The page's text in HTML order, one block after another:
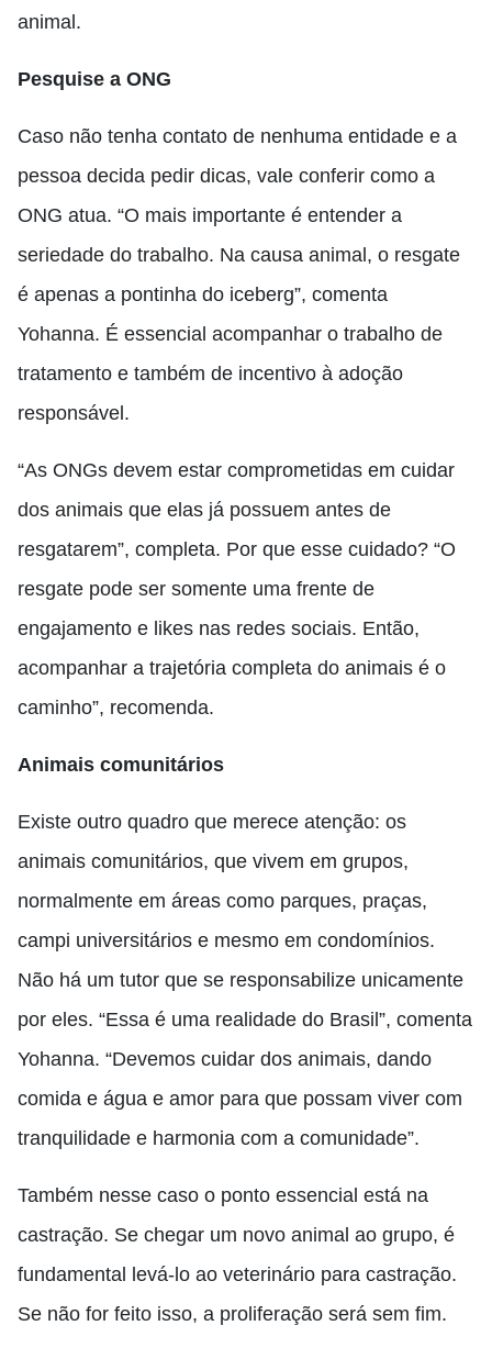
animal.
Pesquise a ONG
Caso não tenha contato de nenhuma entidade e a
pessoa decida pedir dicas, vale conferir como a
ONG atua. “O mais importante é entender a
seriedade do trabalho. Na causa animal, o resgate
é apenas a pontinha do iceberg”, comenta
Yohanna. É essencial acompanhar o trabalho de
tratamento e também de incentivo à adoção
responsável.
“As ONGs devem estar comprometidas em cuidar
dos animais que elas já possuem antes de
resgatarem”, completa. Por que esse cuidado? “O
resgate pode ser somente uma frente de
engajamento e likes nas redes sociais. Então,
acompanhar a trajetória completa do animais é o
caminho”, recomenda.
Animais comunitários
Existe outro quadro que merece atenção: os
animais comunitários, que vivem em grupos,
normalmente em áreas como parques, praças,
campi universitários e mesmo em condomínios.
Não há um tutor que se responsabilize unicamente
por eles. “Essa é uma realidade do Brasil”, comenta
Yohanna. “Devemos cuidar dos animais, dando
comida e água e amor para que possam viver com
tranquilidade e harmonia com a comunidade”.
Também nesse caso o ponto essencial está na
castração. Se chegar um novo animal ao grupo, é
fundamental levá-lo ao veterinário para castração.
Se não for feito isso, a proliferação será sem fim.